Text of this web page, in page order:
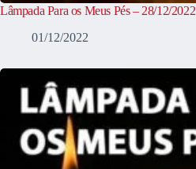
Lâmpada Para os Meus Pés – 28/12/2022
01/12/2022